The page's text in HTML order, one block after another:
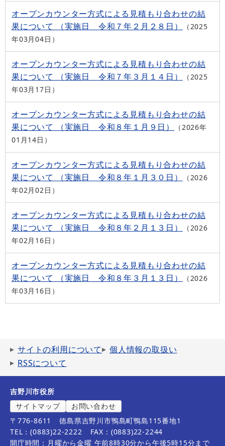
オープンカウンター方式による見積もり合わせの結
果について （実施日 令和７年２月２８日）
2025
年03月04日
オープンカウンター方式による見積もり合わせの結
果について （実施日 令和７年３月１４日）
2025
年03月17日
オープンカウンター方式による見積もり合わせの結
果について （実施日 令和８年１月９日）
2026年
01月14日
オープンカウンター方式による見積もり合わせの結
果について （実施日 令和８年１月３０日）
2026
年02月02日
オープンカウンター方式による見積もり合わせの結
果について （実施日 令和８年２月１３日）
2026
年02月16日
オープンカウンター方式による見積もり合わせの結
果について （実施日 令和８年３月１３日）
2026
年03月16日
サイトの利用について
個人情報の取扱い
RSSについて
吉野川市役所
サイトマップ
お問い合わせ
〒776-8611
徳島県吉野川市鴨島町鴨島115番地1
TEL：(0883)22-2222
FAX：(0883)22-2244
開庁時間：月曜から金曜 午前8時30分から午後5時15分まで